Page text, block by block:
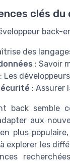
clés du
back-
des
: Savoir
: Les
: Assurer
back semble
aux
plus
explorer les